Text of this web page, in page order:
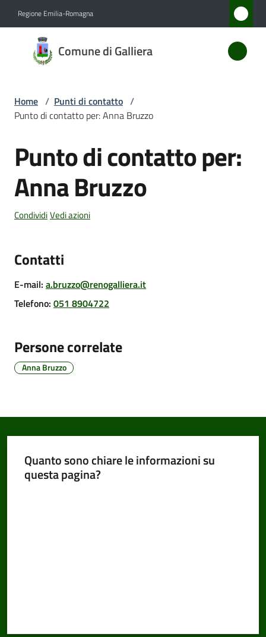
Regione Emilia-Romagna
Comune di Galliera
Comune
di
Novità
Servizi
Tutti
gli
Home / Punti di contatto /
Punto di contatto per: Anna Bruzzo
Salta al contenuto
Punto di contatto per:
Anna Bruzzo
CondividiVedi azioni
Contatti
E-mail: a.bruzzo@renogalliera.it
Telefono: 051 8904722
Persone correlate
Anna Bruzzo
Quanto sono chiare le informazioni su
questa pagina?